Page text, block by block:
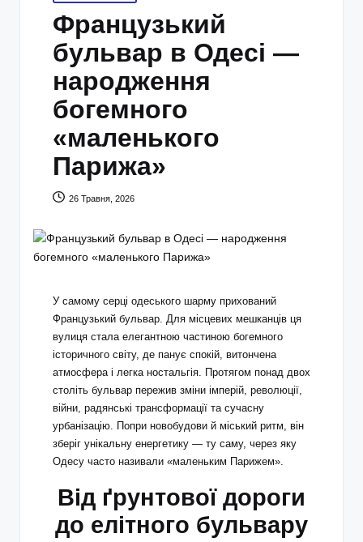
in
Французький
бульвар в Одесі —
народження
богемного
«маленького
Парижа»
26 Травня, 2026
У самому серці одеського шарму прихований
Французький бульвар. Для місцевих мешканців ця
вулиця стала елегантною частиною богемного
історичного світу, де панує спокій, витончена
атмосфера і легка ностальгія. Протягом понад двох
століть бульвар пережив зміни імперій, революції,
війни, радянські трансформації та сучасну
урбанізацію. Попри новобудови й міський ритм, він
зберіг унікальну енергетику — ту саму, через яку
Одесу часто називали «маленьким Парижем».
Від ґрунтової дороги
до елітного бульвару